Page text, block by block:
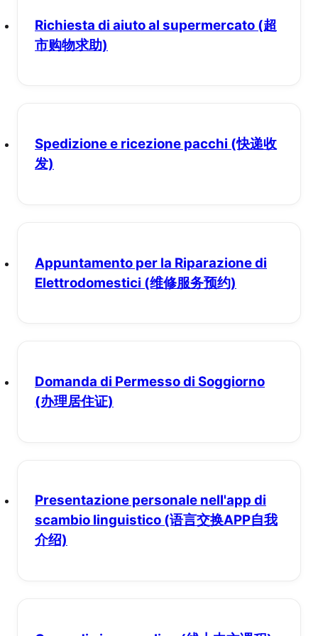
Richiesta di aiuto al supermercato (超
市购物求助)
Spedizione e ricezione pacchi (快递收
发)
Appuntamento per la Riparazione di
Elettrodomestici (维修服务预约)
Domanda di Permesso di Soggiorno
(办理居住证)
Presentazione personale nell'app di
scambio linguistico (语言交换APP自我
介绍)